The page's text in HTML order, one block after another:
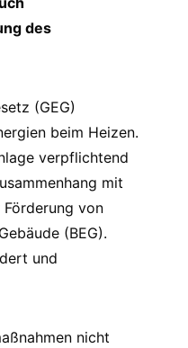
des
(GEG)
beim Heizen.
verpflichtend
mit
von
(BEG).
und
nicht